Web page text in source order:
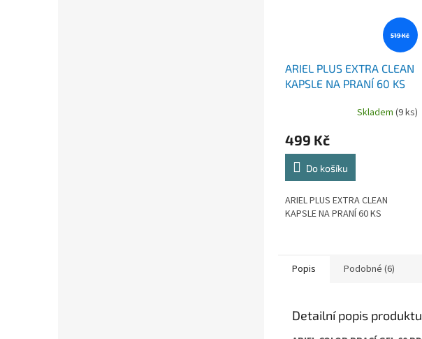
519 Kč
ARIEL PLUS EXTRA CLEAN
KAPSLE NA PRANÍ 60 KS
Skladem (9 ks)
499 Kč
Do košíku
ARIEL PLUS EXTRA CLEAN
KAPSLE NA PRANÍ 60 KS
Popis Podobné (6)
Detailní popis produktu